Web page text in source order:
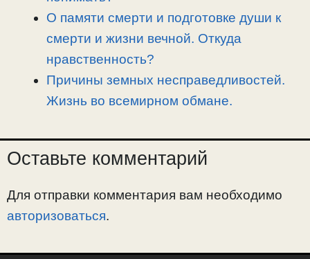
О памяти смерти и подготовке души к
смерти и жизни вечной. Откуда
нравственность?
Причины земных несправедливостей.
Жизнь во всемирном обмане.
Оставьте комментарий
Для отправки комментария вам необходимо
авторизоваться.